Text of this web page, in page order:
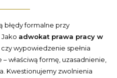
błędy formalne przy
adwokat prawa pracy w
wypowiedzenie spełnia
właściwą formę, uzasadnienie,
Kwestionujemy zwolnienia